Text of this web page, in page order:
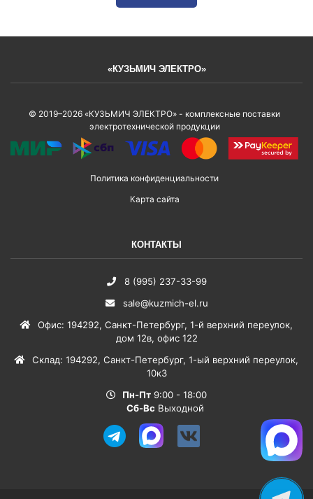
«КУЗЬМИЧ ЭЛЕКТРО»
© 2019–2026 «КУЗЬМИЧ ЭЛЕКТРО» - комплексные поставки
электротехнической продукции
Политика конфиденциальности
Карта сайта
КОНТАКТЫ
8 (995) 237-33-99
sale@kuzmich-el.ru
Офис: 194292, Санкт-Петербург, 1-й верхний переулок,
дом 12в, офис 122
Склад: 194292, Санкт-Петербург, 1-ый верхний переулок,
10к3
Пн-Пт 9:00 - 18:00
Сб-Вс Выходной